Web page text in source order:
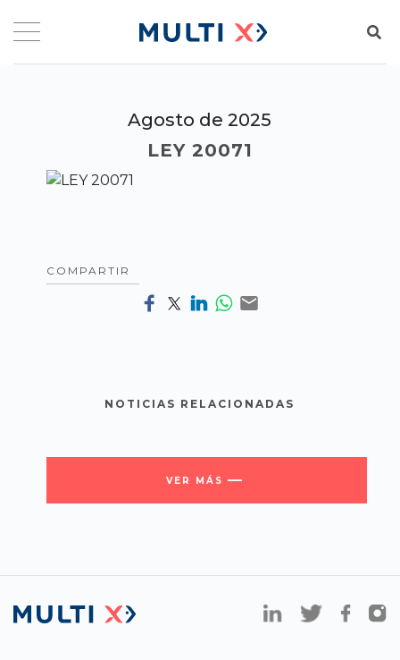
Agosto de 2025
LEY 20071
COMPARTIR
NOTICIAS RELACIONADAS
VER MÁS